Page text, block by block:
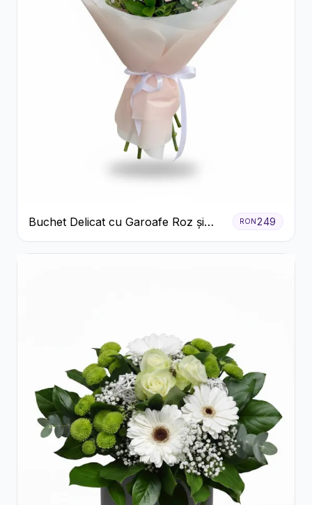
Buchet Delicat cu Garoafe Roz și
Crizanteme Albe
RON 249